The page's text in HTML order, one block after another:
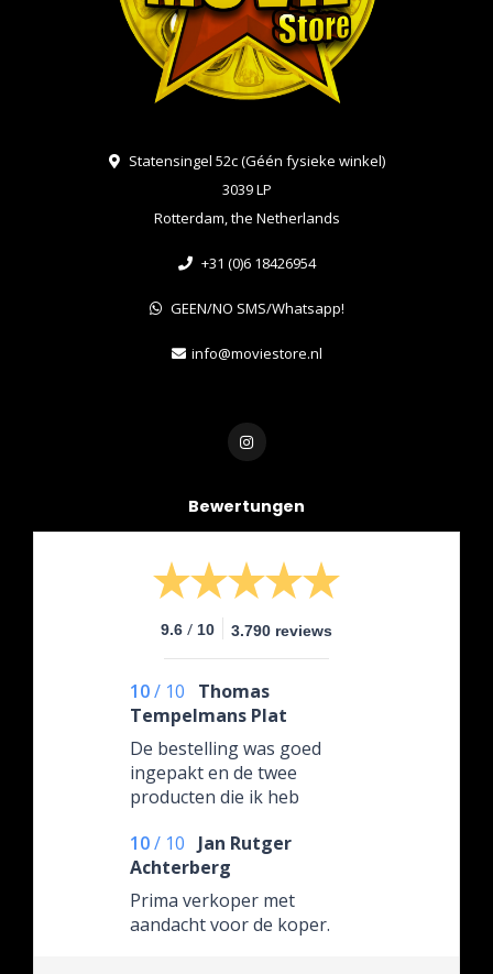
Statensingel 52c (Géén fysieke winkel)
3039 LP
Rotterdam, the Netherlands
+31 (0)6 18426954
GEEN/NO SMS/Whatsapp!
info@moviestore.nl
Bewertungen
9.6 / 10 3.790 reviews
10/ 10
Thomas
Tempelmans Plat
De bestelling was goed
ingepakt en de twee
producten die ik heb
goeie kwaliteit. Het aanbod
op de site is zo groot dat ik
zeker nog iets ga halen.
10/ 10
Jan Rutger
Achterberg
Prima verkoper met
aandacht voor de koper.